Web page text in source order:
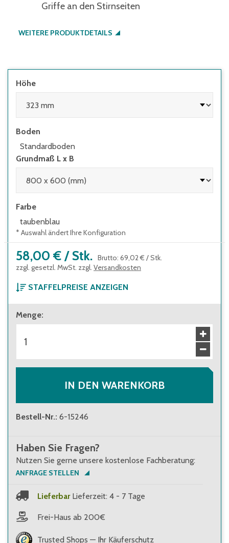
Griffe an den Stirnseiten
WEITERE PRODUKTDETAILS
Höhe
Boden
Standardboden
Grundmaß L x B
Farbe
taubenblau
* Auswahl ändert Ihre Konfiguration
58,00 € / Stk. Brutto: 69,02 € /Stk.
zzgl. gesetzl. MwSt. zzgl. Versandkosten
STAFFELPREISE ANZEIGEN
ab 1 Stück
58,00 €
ab 40 Stück
52,50 €
Menge:
IN DEN WARENKORB
Bestell-Nr.: 6-15246
Haben Sie Fragen?
Nutzen Sie gerne unsere kostenlose Fachberatung:
ANFRAGE STELLEN
Lieferbar Lieferzeit: 4 - 7 Tage
Frei-Haus ab 200€
Trusted Shops — Ihr Käuferschutz